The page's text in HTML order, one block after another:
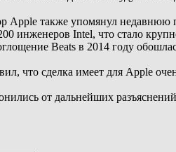
Apple также упомянул недавнюю
инженеров Intel, что стало
Beats в 2014 году
что сделка имеет для Apple
от дальнейших